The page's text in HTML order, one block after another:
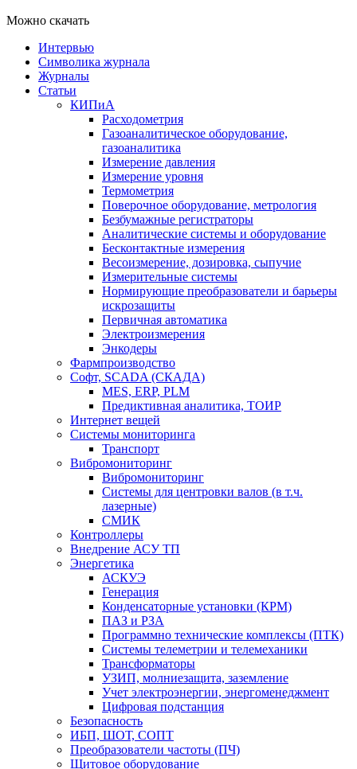
Можно скачать
Интервью
Символика журнала
Журналы
Статьи
КИПиА
Расходометрия
Газоаналитическое оборудование,
газоаналитика
Измерение давления
Измерение уровня
Термометрия
Поверочное оборудование, метрология
Безбумажные регистраторы
Аналитические системы и оборудование
Бесконтактные измерения
Весоизмерение, дозировка, сыпучие
Измерительные системы
Нормирующие преобразователи и барьеры
искрозащиты
Первичная автоматика
Электроизмерения
Энкодеры
Фармпроизводство
Софт, SCADA (СКАДА)
MES, ERP, PLM
Предиктивная аналитика, ТОИР
Интернет вещей
Системы мониторинга
Транспорт
Вибромониторинг
Вибромониторинг
Системы для центровки валов (в т.ч.
лазерные)
СМИК
Контроллеры
Внедрение АСУ ТП
Энергетика
АСКУЭ
Генерация
Конденсаторные установки (КРМ)
ПАЗ и РЗА
Программно технические комплексы (ПТК)
Системы телеметрии и телемеханики
Трансформаторы
УЗИП, молниезащита, заземление
Учет электроэнергии, энергоменеджмент
Цифровая подстанция
Безопасность
ИБП, ШОТ, СОПТ
Преобразователи частоты (ПЧ)
Щитовое оборудование